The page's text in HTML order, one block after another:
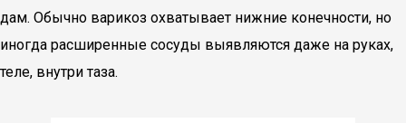
дам. Обычно варикоз охватывает нижние конечности, но
иногда расширенные сосуды выявляются даже на руках,
теле, внутри таза.